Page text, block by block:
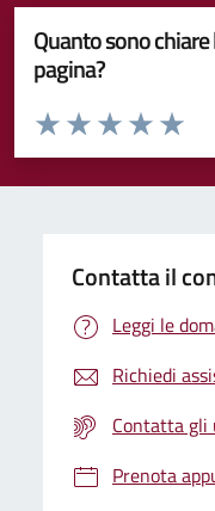
Quanto sono
pagina?
Valuta da 1 a 5 stelle la
Valuta
Valuta 4
Valuta 3 stelle
Valuta 2 stelle su
Valuta 1 stelle su 5
Contatta il
Leggi le
Richiedi
Contatta gli
Prenota